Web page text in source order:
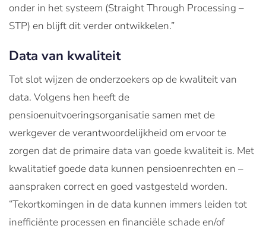
onder in het systeem (Straight Through Processing –
STP) en blijft dit verder ontwikkelen.”
Data van kwaliteit
Tot slot wijzen de onderzoekers op de kwaliteit van
data. Volgens hen heeft de
pensioenuitvoeringsorganisatie samen met de
werkgever de verantwoordelijkheid om ervoor te
zorgen dat de primaire data van goede kwaliteit is. Met
kwalitatief goede data kunnen pensioenrechten en –
aanspraken correct en goed vastgesteld worden.
“Tekortkomingen in de data kunnen immers leiden tot
inefficiënte processen en financiële schade en/of